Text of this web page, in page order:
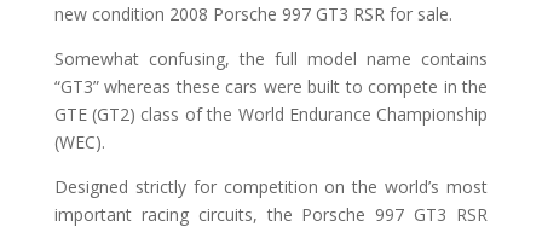
new condition 2008 Porsche 997 GT3 RSR for sale.
Somewhat confusing, the full model name contains
“GT3” whereas these cars were built to compete in the
GTE (GT2) class of the World Endurance Championship
(WEC).
Designed strictly for competition on the world’s most
important racing circuits, the Porsche 997 GT3 RSR